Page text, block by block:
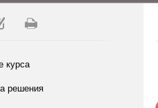
курса
решения